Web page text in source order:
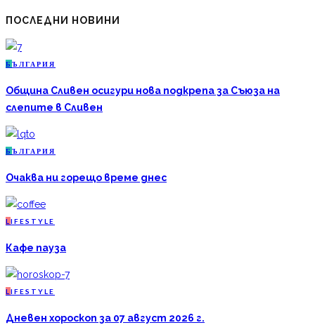
ПОСЛЕДНИ НОВИНИ
Б ЪЛГАРИЯ
Община Сливен осигури нова подкрепа за Съюза на
слепите в Сливен
Б ЪЛГАРИЯ
Очаква ни горещо време днес
L IFESTYLE
Кафе пауза
L IFESTYLE
Дневен хороскоп за 07 август 2026 г.